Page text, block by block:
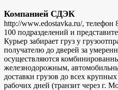
Компанией СДЭК
http://www.edostavka.ru/, телефон
100 подразделений и
Курьер забирает груз у
получателю до дверей за
осуществляются
железнодорожным,
доставки грузов до всех
рабочих дней (транзит через г.